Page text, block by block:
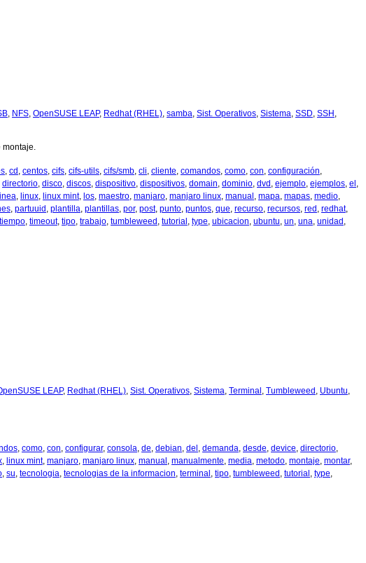
, NFS, OpenSUSE LEAP, Redhat (RHEL), samba, Sist. Operativos, Sistema, SSD, SSH ,
montaje.
, cd , centos, cifs, cifs-utils, cifs/smb, cli, cliente, comandos, como, con, configuración,
directorio, disco, discos, dispositivo, dispositivos, domain, dominio, dvd , ejemplo, ejemplos, el ,
linea, linux, linux mint, los, maestro, manjaro, manjaro linux, manual , mapa, mapas, medio,
, partuuid , plantilla, plantillas, por, post, punto, puntos, que, recurso, recursos, red , redhat,
tiempo, timeout, tipo, trabajo, tumbleweed , tutorial , type, ubicacion, ubuntu, un, una, unidad ,
LEAP, Redhat (RHEL), Sist. Operativos, Sistema, Terminal , Tumbleweed , Ubuntu,
, como, con, configurar, consola, de, debian, del , demanda, desde, device, directorio,
, linux mint, manjaro, manjaro linux, manual , manualmente, media, metodo, montaje, montar,
, su, tecnologia, tecnologias de la informacion, terminal , tipo, tumbleweed , tutorial , type,